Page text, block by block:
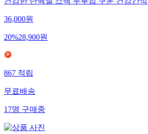
건강한 단백질 스낵 두부칩 구운 건강간식
36,000원
20%28,900원
867적립
무료배송
17명구매중